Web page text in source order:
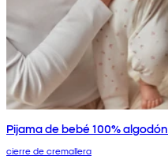
Pijama de bebé 100% algodón
cierre de cremallera